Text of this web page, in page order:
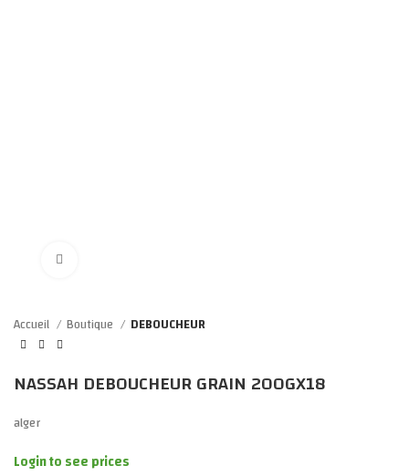
Accueil Boutique DEBOUCHEUR
NASSAH DEBOUCHEUR GRAIN 200GX18
alger
Login to see prices